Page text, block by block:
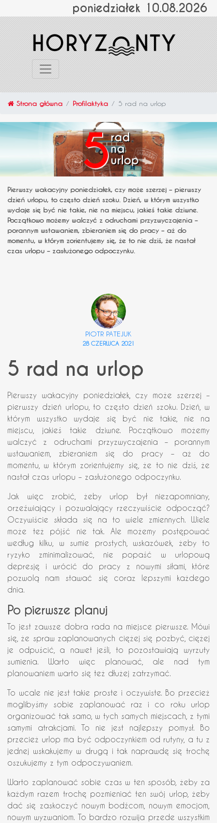
poniedziałek 10.08.2026
Strona główna Profilaktyka 5 rad na urlop
Pierwszy wakacyjny poniedziałek, czy może szerzej – pierwszy
dzień urlopu, to często dzień szoku. Dzień, w którym wszystko
wydaje się być nie takie, nie na miejscu, jakieś takie dziwne.
Początkowo możemy walczyć z odruchami przyzwyczajenia –
porannym wstawaniem, zbieraniem się do pracy – aż do
momentu, w którym zorientujemy się, że to nie dziś, że nastał
czas urlopu – zasłużonego odpoczynku.
PIOTR PATEJUK
28 CZERWCA 2021
5 rad na urlop
Pierwszy wakacyjny poniedziałek, czy może szerzej –
pierwszy dzień urlopu, to często dzień szoku. Dzień, w
którym wszystko wydaje się być nie takie, nie na
miejscu, jakieś takie dziwne. Początkowo możemy
walczyć z odruchami przyzwyczajenia – porannym
wstawaniem, zbieraniem się do pracy – aż do
momentu, w którym zorientujemy się, że to nie dziś, że
nastał czas urlopu – zasłużonego odpoczynku.
Jak więc zrobić, żeby urlop był niezapomniany,
orzeźwiający i pozwalający rzeczywiście odpocząć?
Oczywiście składa się na to wiele zmiennych. Wiele
może też pójść nie tak. Ale możemy postępować
według kilku, w sumie prostych, wskazówek, żeby to
ryzyko zminimalizować, nie popaść w urlopową
depresję i wrócić do pracy z nowymi siłami, które
pozwolą nam stawać się coraz lepszymi każdego
dnia.
Po pierwsze planuj
To jest zawsze dobra rada na miejsce pierwsze. Mówi
się, że spraw zaplanowanych ciężej się pozbyć, ciężej
je odpuścić, a nawet jeśli, to pozostawiają wyrzuty
sumienia. Warto więc planować, ale nad tym
planowaniem warto się też dłużej zatrzymać.
To wcale nie jest takie proste i oczywiste. Bo przecież
moglibyśmy sobie zaplanować raz i co roku urlop
organizować tak samo, w tych samych miejscach, z tymi
samymi atrakcjami. To nie jest najlepszy pomysł. Bo
przecież urlop ma być odpoczynkiem od rutyny, a tu z
jednej wskakujemy w drugą i tak naprawdę się trochę
oszukujemy z tym odpoczywaniem.
Warto zaplanować sobie czas w ten sposób, żeby za
każdym razem trochę pozmieniać ten swój urlop, żeby
dać się zaskoczyć nowym bodźcom, nowym emocjom,
nowym wyzwaniom. To bardzo rozwija przede wszystkim